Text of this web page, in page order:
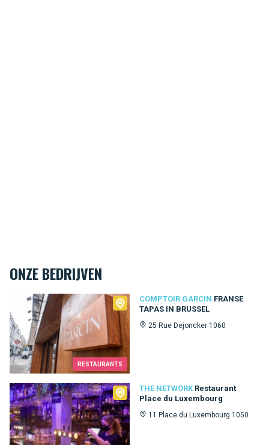
ONZE BEDRIJVEN
RESTAURANTS
COMPTOIR GARCIN FRANSE
TAPAS IN BRUSSEL
25 Rue Dejoncker 1060
Comptoir Garcin
THE NETWORK Restaurant
Place du Luxembourg
11 Place du Luxembourg 1050
The Network